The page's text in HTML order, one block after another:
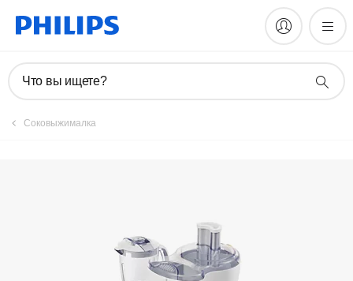
Что вы ищете?
Соковыжималка
Зарегистрировать продукт